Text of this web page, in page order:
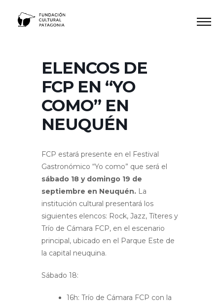
ELENCOS DE
FCP EN “YO
COMO” EN
NEUQUÉN
FCP estará presente en el Festival
Gastronómico “Yo como” que será el
sábado 18 y domingo 19 de
septiembre en Neuquén. La
institución cultural presentará los
siguientes elencos: Rock, Jazz, Títeres y
Trío de Cámara FCP, en el escenario
principal, ubicado en el Parque Este de
la capital neuquina.
Sábado 18:
16h: Trío de Cámara FCP con la